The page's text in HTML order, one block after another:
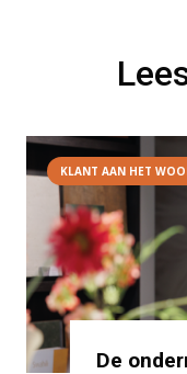
KLANT AAN HET
De